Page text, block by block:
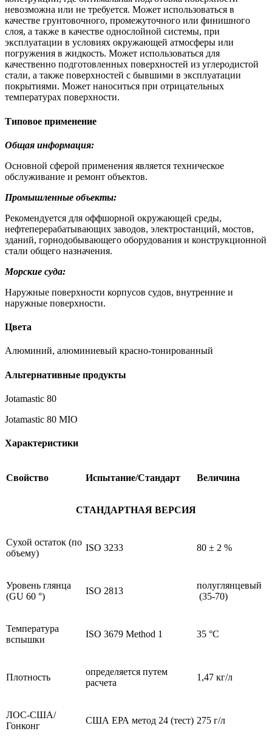
невозможна или не требуется. Может использоваться в
качестве грунтовочного, промежуточного или финишного
слоя, а также в качестве однослойной системы, при
эксплуатации в условиях окружающей атмосферы или
погружения в жидкость. Может использоваться для
качественно подготовленных поверхностей из углеродистой
стали, а также поверхностей с бывшими в эксплуатации
покрытиями. Может наноситься при отрицательных
температурах поверхности.
Типовое применение
Общая информация:
Основной сферой применения является техническое
обслуживание и ремонт объектов.
Промышленные объекты:
Рекомендуется для оффшорной окружающей среды,
нефтеперерабатывающих заводов, электростанций, мостов,
зданий, горнодобывающего оборудования и конструкционной
стали общего назначения.
Морские суда:
Наружные поверхности корпусов судов, внутренние и
наружные поверхности.
Цвета
Алюминий, алюминиевый красно-тонированный
Альтернативные продукты
Jotamastic 80
Jotamastic 80 MIO
Характеристики
Свойство Испытание/Стандарт Величина
СТАНДАРТНАЯ ВЕРСИЯ
Сухой остаток (по
объему)
ISO 3233 80 ± 2 %
Уровень глянца
(GU 60 °)
ISO 2813
полуглянцевый
(35-70)
Температура
вспышки
ISO 3679 Method 1 35 °C
Плотность
определяется путем
расчета
1,47 кг/л
ЛОС-США/
Гонконг
США ЕРА метод 24 (тест) 275 г/л